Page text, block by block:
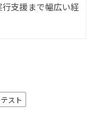
支援まで幅広い経
スト